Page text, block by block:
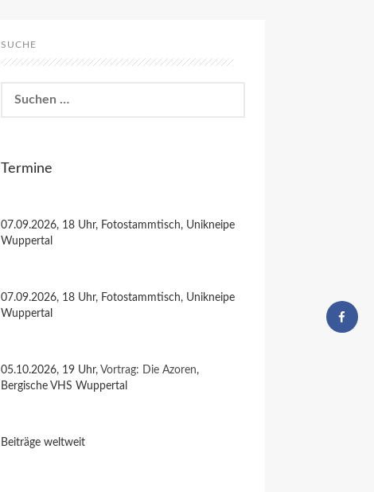
SUCHE
nach:
Termine
07.09.2026, 18 Uhr, Fotostammtisch, Unikneipe
Wuppertal
07.09.2026, 18 Uhr, Fotostammtisch, Unikneipe
Wuppertal
05.10.2026, 19 Uhr, Vortrag: Die Azoren,
Bergische VHS Wuppertal
Beiträge weltweit